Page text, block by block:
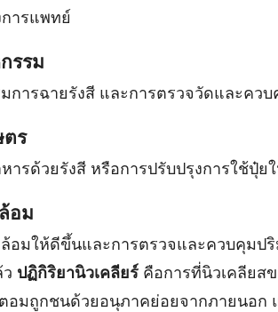
ารแพทย์
รรม
ารฉายรังสี และการตรวจวัดและคว
ตร
ารด้วยรังสี หรือการปรับปรุงการใช้ปุ๋
อม
อมให้ดีขึ้นและการตรวจและควบคุมป
ปฏิกิริยานิวเคลียร์ คือการที่นิวเคลียส
อมถูกชนด้วยอนุภาคย่อยจากภายนอก